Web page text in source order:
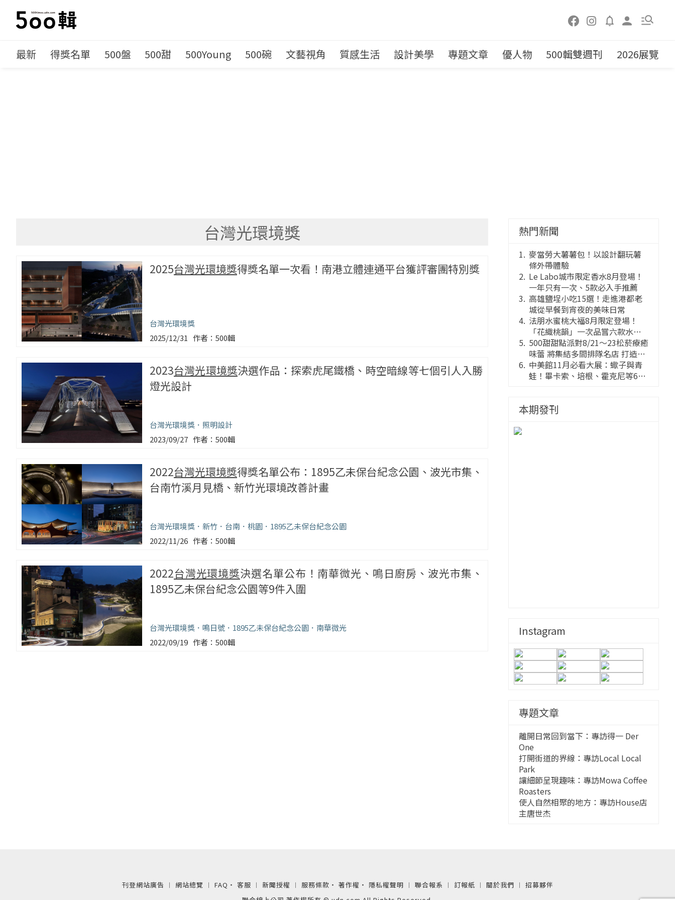
最新 得獎名單 500盤 500甜 500Young 500碗 文藝視角 質感生活 設計美學 專題文章 優人物 500輯雙週刊 2026展覽
台灣光環境獎
2025台灣光環境獎得獎名單一次看！南港立體連通平台獲評審團特別獎
台灣光環境獎
2025/12/31
500輯
2023台灣光環境獎決選作品：探索虎尾鐵橋、時空暗線等七個引人入勝
燈光設計
台灣光環境獎
照明設計
2023/09/27
500輯
2022台灣光環境獎得獎名單公布：1895乙未保台紀念公園、波光市集、
台南竹溪月見橋、新竹光環境改善計畫
台灣光環境獎 新竹 台南 桃園
1895乙未保台紀念公園
2022/11/26
500輯
2022台灣光環境獎決選名單公布！南華微光、鳴日廚房、波光市集、
1895乙未保台紀念公園等9件入圍
台灣光環境獎 鳴日號 1895乙未保台紀念公園
南華微光
2022/09/19
500輯
熱門新聞
麥當勞大薯薯包！以設計翻玩薯
條外帶體驗
Le Labo城市限定香水8月登場！
一年只有一次、5款必入手推薦
高雄鹽埕小吃15選！走進港都老
城從早餐到宵夜的美味日常
法朋水蜜桃大福8月限定登場！
「花織桃韻」一次品嘗六款水蜜
桃花果大福
500甜甜點派對8/21～23松菸療癒
味蕾 將集結多間排隊名店 打造靈
感創意的舞台
中美館11月必看大展：蠍子與青
蛙！畢卡索、培根、霍克尼等66
本期發刊
Instagram
專題文章
離開日常回到當下：專訪得一 Der
One
打開街道的界線：專訪Local Local
Park
讓細節呈現趣味：專訪Mowa Coffee
Roasters
使人自然相聚的地方：專訪House店
主唐世杰
刊登網站廣告 ︱ 網站總覽 ︱ FAQ ‧ 客服 ︱ 新聞授權 ︱ 服務條款 ‧ 著作權 ‧ 隱私權聲明 ︱ 聯合報系 ︱ 訂報紙 ︱ 關於我們 ︱ 招募夥伴